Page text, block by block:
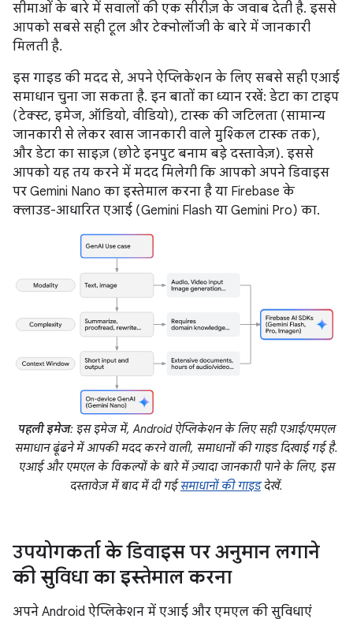
सीमाओं के बारे में सवालों की एक सीरीज़ के जवाब देती है. इससे
आपको सबसे सही टूल और टेक्नोलॉजी के बारे में जानकारी
मिलती है.
इस गाइड की मदद से, अपने ऐप्लिकेशन के लिए सबसे सही एआई
समाधान चुना जा सकता है. इन बातों का ध्यान रखें: डेटा का टाइप
(टेक्स्ट, इमेज, ऑडियो, वीडियो), टास्क की जटिलता (सामान्य
जानकारी से लेकर खास जानकारी वाले मुश्किल टास्क तक),
और डेटा का साइज़ (छोटे इनपुट बनाम बड़े दस्तावेज़). इससे
आपको यह तय करने में मदद मिलेगी कि आपको अपने डिवाइस
पर Gemini Nano का इस्तेमाल करना है या Firebase के
क्लाउड-आधारित एआई (Gemini Flash या Gemini Pro) का.
पहली इमेज: इस इमेज में, Android ऐप्लिकेशन के लिए सही एआई/एमएल
समाधान ढूंढने में आपकी मदद करने वाली, समाधानों की गाइड दिखाई गई है.
एआई और एमएल के विकल्पों के बारे में ज़्यादा जानकारी पाने के लिए, इस
दस्तावेज़ में बाद में दी गईसमाधानों की गाइडदेखें.
उपयोगकर्ता के डिवाइस पर अनुमान लगाने
की सुविधा का इस्तेमाल करना
अपने Android ऐप्लिकेशन में एआई और एमएल की सुविधाएं